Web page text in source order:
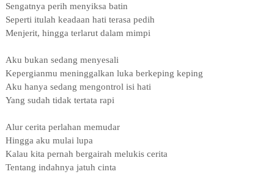
Sengatnya perih menyiksa batin
Seperti itulah keadaan hati terasa pedih
Menjerit, hingga terlarut dalam mimpi
Aku bukan sedang menyesali
Kepergianmu meninggalkan luka berkeping keping
Aku hanya sedang mengontrol isi hati
Yang sudah tidak tertata rapi
Alur cerita perlahan memudar
Hingga aku mulai lupa
Kalau kita pernah bergairah melukis cerita
Tentang indahnya jatuh cinta